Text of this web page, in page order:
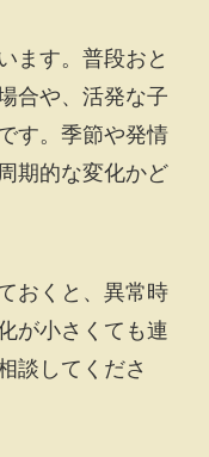
ます。普段おと
合や、活発な子
す。季節や発情
期的な変化かど
おくと、異常時
が小さくても連
談してくださ